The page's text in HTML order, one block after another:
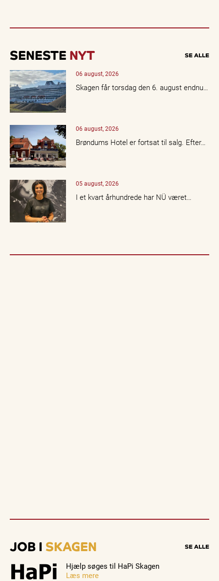
SENESTE NYT SE ALLE
06 august, 2026
Skagen får torsdag den 6. august endnu…
06 august, 2026
Brøndums Hotel er fortsat til salg. Efter…
05 august, 2026
I et kvart århundrede har NÜ været…
JOB I SKAGEN SE ALLE
Hjælp søges til HaPi Skagen
Læs mere